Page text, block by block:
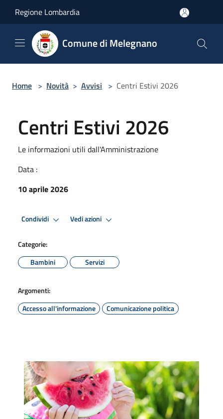
Regione Lombardia
Comune di Melegnano
Home > Novità > Avvisi > Centri Estivi 2026
Centri Estivi 2026
Le informazioni utili dall'Amministrazione
Data :
10 aprile 2026
Condividi Vedi azioni
Categorie:
Bambini
Servizi
Argomenti:
Accesso all'informazione
Comunicazione politica